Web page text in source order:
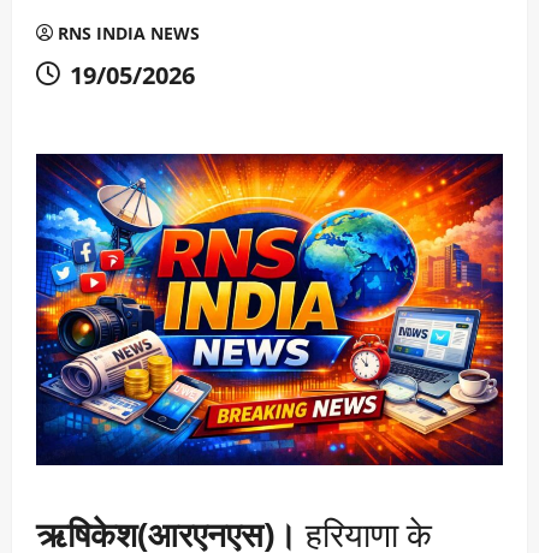
RNS INDIA NEWS
19/05/2026
ऋषिकेश(आरएनएस)। हरियाणा के